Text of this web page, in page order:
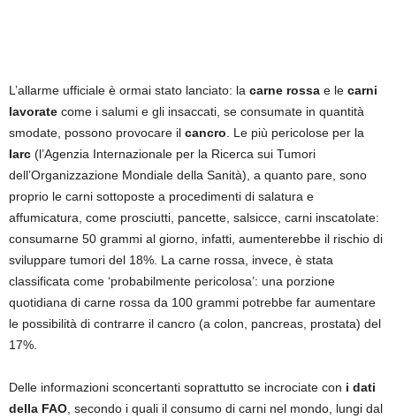
L’allarme ufficiale è ormai stato lanciato: la carne rossa e le carni
lavorate come i salumi e gli insaccati, se consumate in quantità
smodate, possono provocare il cancro. Le più pericolose per la
Iarc (l’Agenzia Internazionale per la Ricerca sui Tumori
dell’Organizzazione Mondiale della Sanità), a quanto pare, sono
proprio le carni sottoposte a procedimenti di salatura e
affumicatura, come prosciutti, pancette, salsicce, carni inscatolate:
consumarne 50 grammi al giorno, infatti, aumenterebbe il rischio di
sviluppare tumori del 18%. La carne rossa, invece, è stata
classificata come ‘probabilmente pericolosa’: una porzione
quotidiana di carne rossa da 100 grammi potrebbe far aumentare
le possibilità di contrarre il cancro (a colon, pancreas, prostata) del
17%.
Delle informazioni sconcertanti soprattutto se incrociate con i dati
della FAO, secondo i quali il consumo di carni nel mondo, lungi dal